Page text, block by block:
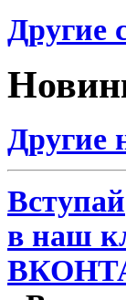
Другие
Другие
Вступай
в наш